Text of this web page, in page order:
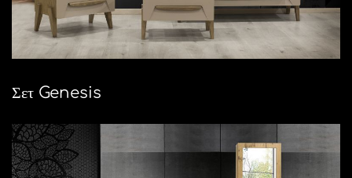
Σετ Genesis